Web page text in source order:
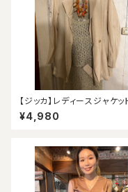
【ジッカ】レディースジャケッ
（アウトレット）
¥4,980